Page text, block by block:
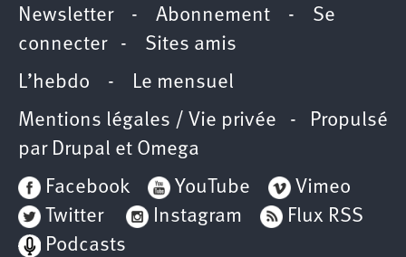
Newsletter- Abonnement - Se
connecter- Sites amis
L’hebdo - Le mensuel
Mentions légales / Vie privée - Propulsé
par Drupal et Omega
Facebook
YouTube
Vimeo
Twitter
Instagram
Flux RSS
Podcasts